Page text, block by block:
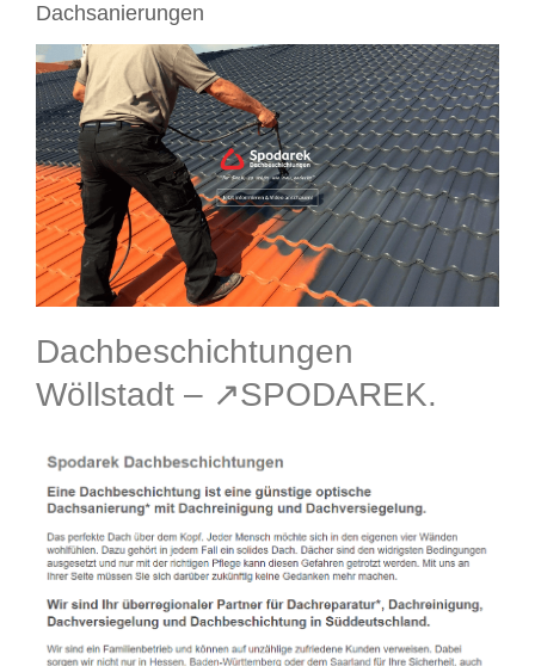
Dachsanierungen
Dachbeschichtungen
Wöllstadt – ↗️SPODAREK.